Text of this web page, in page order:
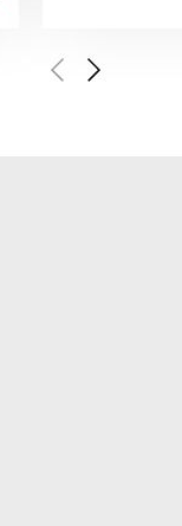
Golombek, M. and
Herkenhoff, K. and